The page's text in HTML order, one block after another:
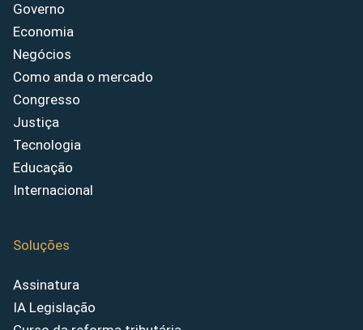
Governo
Economia
Negócios
Como anda o mercado
Congresso
Justiça
Tecnologia
Educação
Internacional
Soluções
Assinatura
IA Legislação